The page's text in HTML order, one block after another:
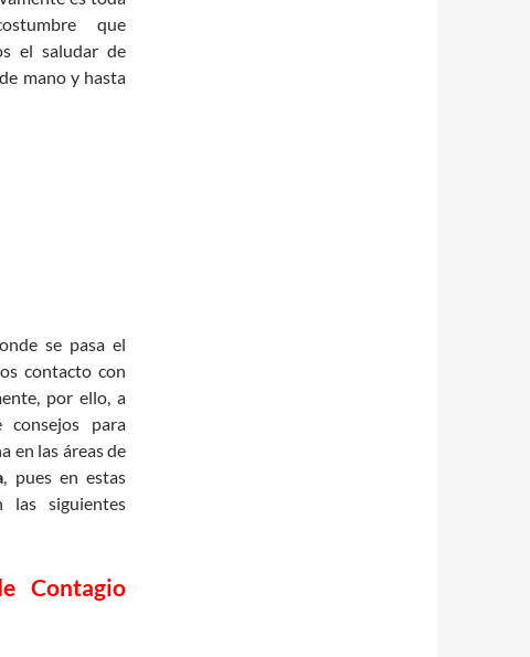
que
el saludar de
mano y hasta
se pasa el
contacto con
por ello, a
para
en las áreas de
, pues en estas
las siguientes
Contagio